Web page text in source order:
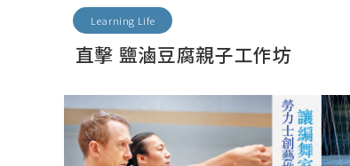
Learning Life
直擊 鹽滷豆腐親子工作坊